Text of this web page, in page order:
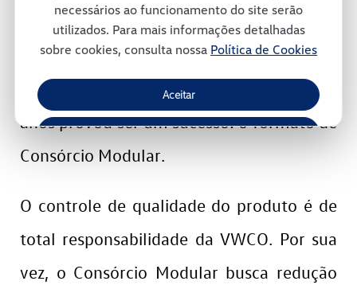
necessários ao funcionamento do site serão
utilizados. Para mais informações detalhadas
sobre cookies, consulta nossa Política de Cookies
Aceitar
Recusar
respeito ao colaborador e ao meio-
ambiente. Trata-se de um modelo
inovador de gestão e que, ao longo dos
anos provou ser um sucesso: o formato de
Consórcio Modular.
O controle de qualidade do produto é de
total responsabilidade da VWCO. Por sua
vez, o Consórcio Modular busca redução